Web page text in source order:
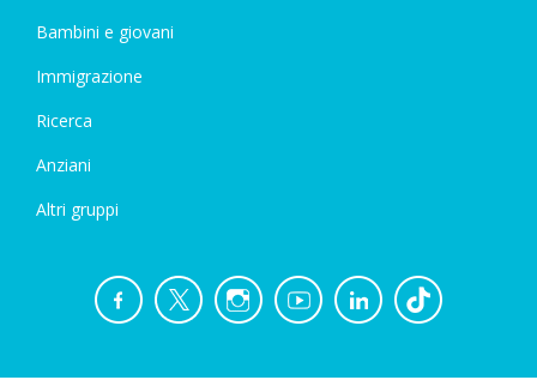
Bambini e giovani
Immigrazione
Ricerca
Anziani
Altri gruppi